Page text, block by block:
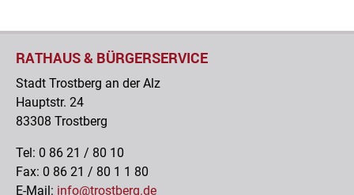
RATHAUS & BÜRGERSERVICE
Stadt Trostberg an der Alz
Hauptstr. 24
83308 Trostberg
Tel: 0 86 21 / 80 10
Fax: 0 86 21 / 80 1 1 80
E-Mail: info@trostberg.de